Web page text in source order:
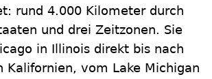
rund 4.000 Kilometer durch
und drei Zeitzonen. Sie
in Illinois direkt bis nach
Kalifornien, vom Lake Michigan